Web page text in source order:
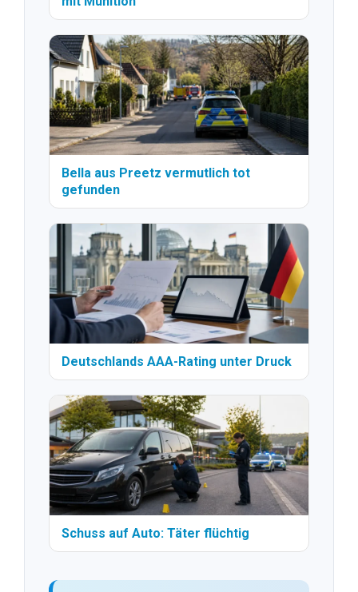
Bella aus Preetz vermutlich tot
gefunden
Deutschlands AAA-Rating unter Druck
Schuss auf Auto: Täter flüchtig